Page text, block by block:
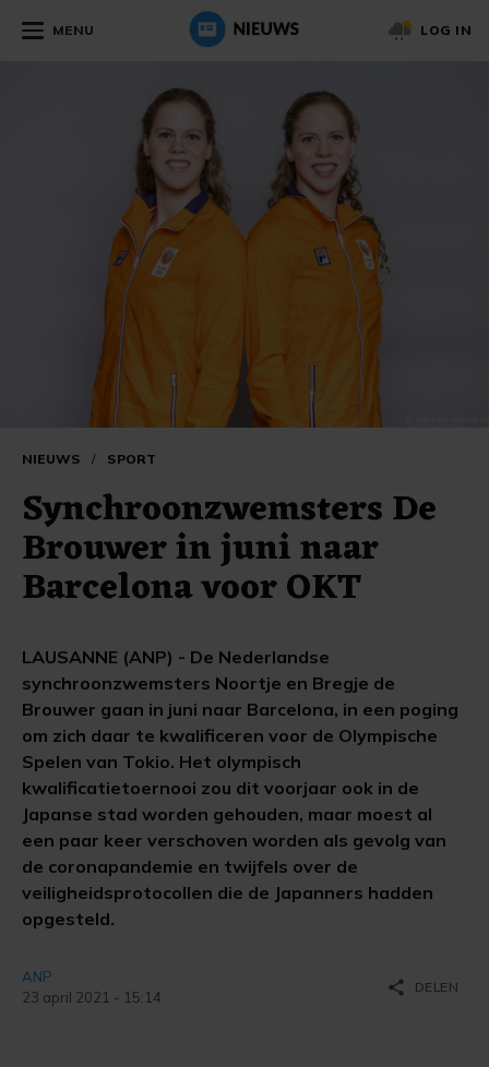
MENU LOG IN
NIEUWS / SPORT
Synchroonzwemsters De
Brouwer in juni naar
Barcelona voor OKT
LAUSANNE (ANP) - De Nederlandse
synchroonzwemsters Noortje en Bregje de
Brouwer gaan in juni naar Barcelona, in een poging
om zich daar te kwalificeren voor de Olympische
Spelen van Tokio. Het olympisch
kwalificatietoernooi zou dit voorjaar ook in de
Japanse stad worden gehouden, maar moest al
een paar keer verschoven worden als gevolg van
de coronapandemie en twijfels over de
veiligheidsprotocollen die de Japanners hadden
opgesteld.
ANP
23 april 2021 - 15:14
share DELEN